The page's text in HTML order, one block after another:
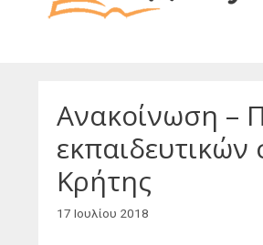
Ανακοίνωση –
Κρήτης
17 Ιουλίου 2018